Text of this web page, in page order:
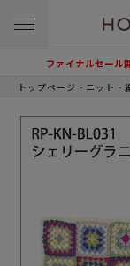
ファイナルセール
トップページ ニット